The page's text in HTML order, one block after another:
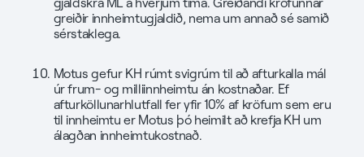
greiðir innheimtugjaldið, nema um annað sé samið
sérstaklega.
Motus gefur KH rúmt svigrúm til að afturkalla mál
úr frum- og milliinnheimtu án kostnaðar. Ef
afturköllunarhlutfall fer yfir 10% af kröfum sem eru
til innheimtu er Motus þó heimilt að krefja KH um
álagðan innheimtukostnað.